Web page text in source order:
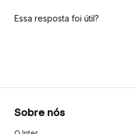
Essa resposta foi útil?
Sobre nós